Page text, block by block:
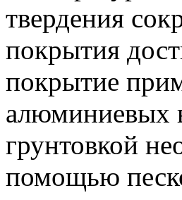
твердения
покрытия
покрытие
алюминиевых
грунтовкой
помощью